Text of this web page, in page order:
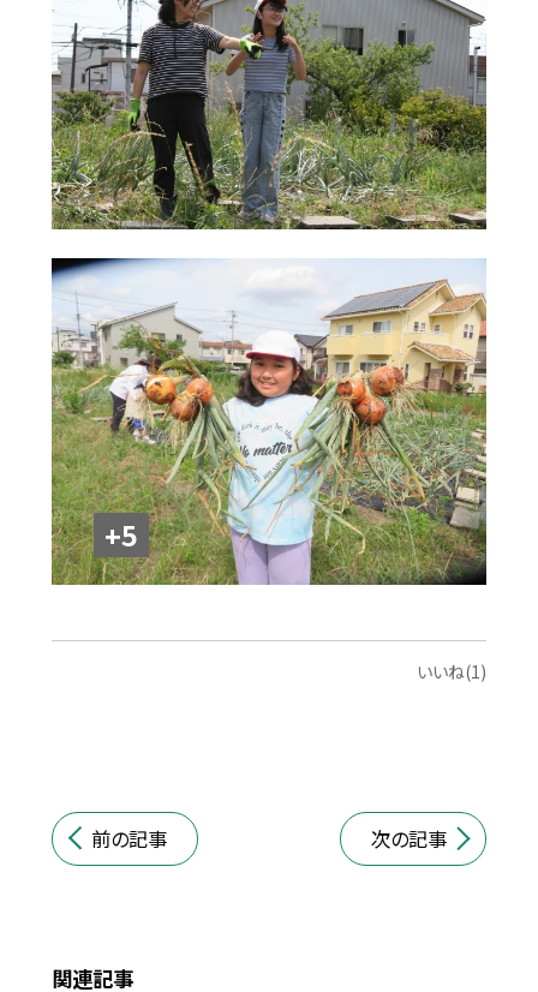
+5
いいね(1)
前の記事 次の記事
関連記事